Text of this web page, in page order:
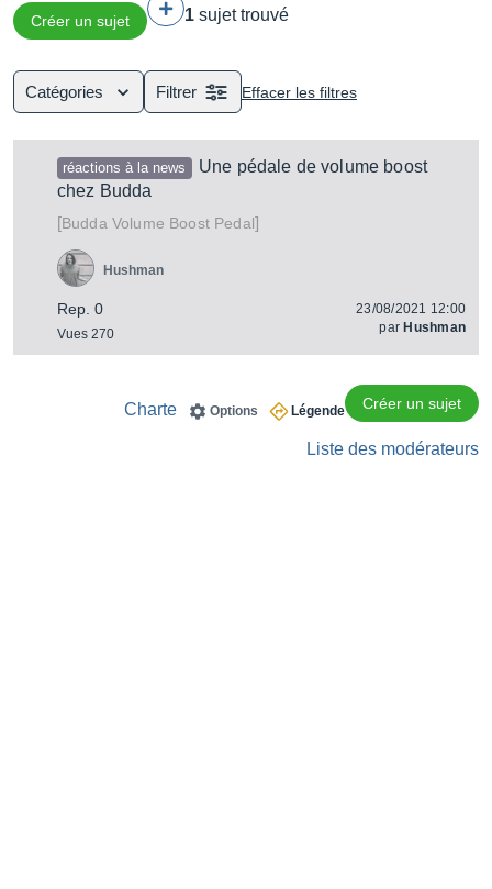
Créer un sujet 1 sujet trouvé
Catégories Filtrer Effacer les filtres
réactions à la news
Une pédale de volume boost
chez Budda
[Budda Volume Boost Pedal]
Rep. 0
Vues 270
Hushman
23/08/2021 12:00
par Hushman
Créer un sujet
Légende
Options
Charte
Liste des modérateurs